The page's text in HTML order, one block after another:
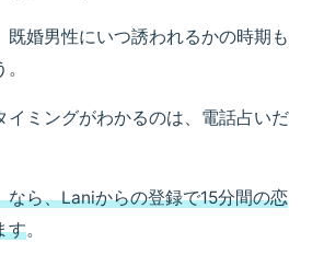
既婚男性にいつ誘われるかの時期も
イミングがわかるのは、電話占いだ
なら、Laniからの登録で15分間の恋
す。